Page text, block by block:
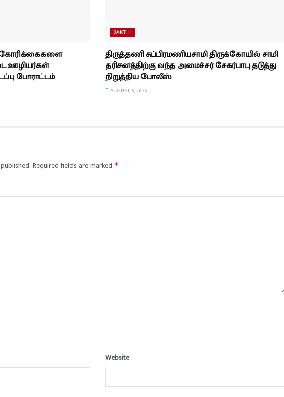
கோரிக்கைகளை
ஊழியர்கள்
போராட்டம்
BAKTHI
திருத்தணி சுப்பிரமணியசாமி திருக்கோயில் சாமி
தரிசனத்திற்கு வந்த அமைச்சர் சேகர்பாபு தடுத்து
நிறுத்திய போலீஸ்
AUGUST 8, 2026
Required fields are marked *
Website